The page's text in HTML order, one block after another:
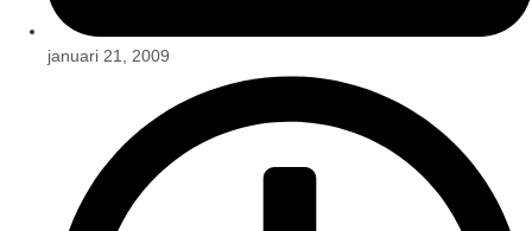
januari 21, 2009